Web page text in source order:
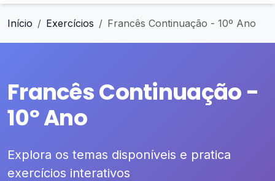
Início Exercícios Francês Continuação - 10º Ano
Francês Continuação -
10º Ano
Explora os temas disponíveis e pratica
exercícios interativos